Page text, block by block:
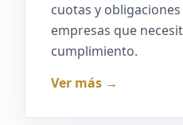
cuotas y
empresas que
cumplimiento.
Ver más →